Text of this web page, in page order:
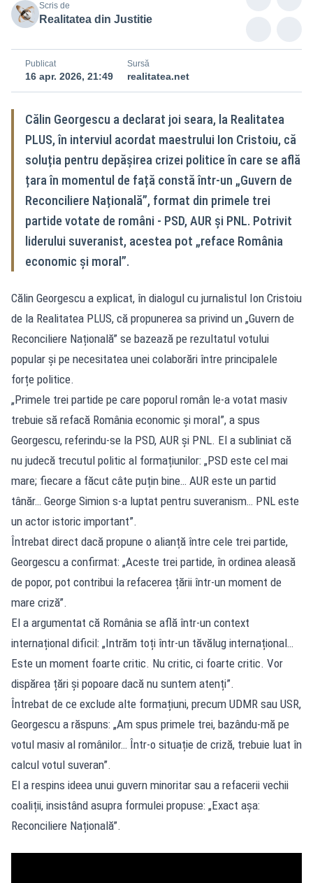
Scris de
Realitatea din Justitie
Publicat
16 apr. 2026, 21:49
Sursă
realitatea.net
Călin Georgescu a declarat joi seara, la Realitatea
PLUS, în interviul acordat maestrului Ion Cristoiu, că
soluția pentru depășirea crizei politice în care se află
țara în momentul de față constă într-un „Guvern de
Reconciliere Națională”, format din primele trei
partide votate de români - PSD, AUR și PNL. Potrivit
liderului suveranist, acestea pot „reface România
economic și moral”.
Călin Georgescu a explicat, în dialogul cu jurnalistul Ion Cristoiu
de la Realitatea PLUS, că propunerea sa privind un „Guvern de
Reconciliere Națională” se bazează pe rezultatul votului
popular și pe necesitatea unei colaborări între principalele
forțe politice.
„Primele trei partide pe care poporul român le-a votat masiv
trebuie să refacă România economic și moral”, a spus
Georgescu, referindu-se la PSD, AUR și PNL. El a subliniat că
nu judecă trecutul politic al formațiunilor: „PSD este cel mai
mare; fiecare a făcut câte puțin bine… AUR este un partid
tânăr… George Simion s-a luptat pentru suveranism… PNL este
un actor istoric important”.
Întrebat direct dacă propune o alianță între cele trei partide,
Georgescu a confirmat: „Aceste trei partide, în ordinea aleasă
de popor, pot contribui la refacerea țării într-un moment de
mare criză”.
El a argumentat că România se află într-un context
internațional dificil: „Intrăm toți într-un tăvălug internațional…
Este un moment foarte critic. Nu critic, ci foarte critic. Vor
dispărea țări și popoare dacă nu suntem atenți”.
Întrebat de ce exclude alte formațiuni, precum UDMR sau USR,
Georgescu a răspuns: „Am spus primele trei, bazându-mă pe
votul masiv al românilor… Într-o situație de criză, trebuie luat în
calcul votul suveran”.
El a respins ideea unui guvern minoritar sau a refacerii vechii
coaliții, insistând asupra formulei propuse: „Exact așa:
Reconciliere Națională”.